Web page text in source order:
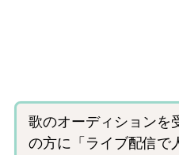
歌のオーディションを
の方に「ライブ配信で